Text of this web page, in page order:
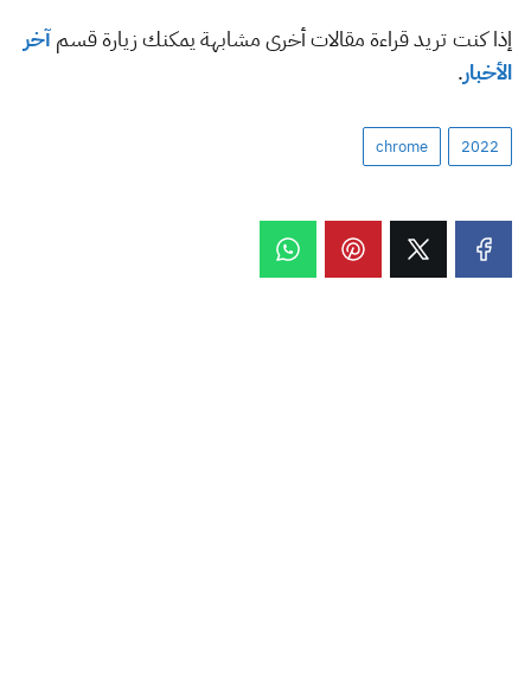
إذا كنت تريد قراءة مقالات أخرى مشابهة يمكنك زيارة قسمآخر
الأخبار.
2022
chrome